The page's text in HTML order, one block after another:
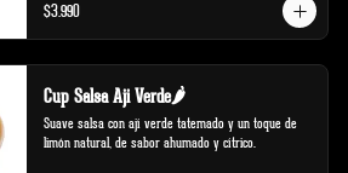
$3.990
Cup Salsa Aji Verde🌶️
Suave salsa con ají verde tatemado y un toque de
limón natural, de sabor ahumado y cítrico.